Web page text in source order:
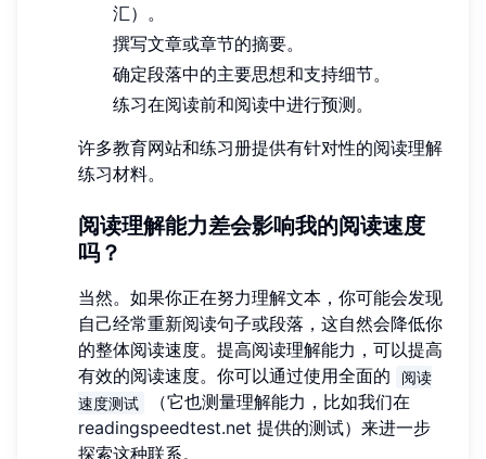
汇）。
撰写文章或章节的摘要。
确定段落中的主要思想和支持细节。
练习在阅读前和阅读中进行预测。
许多教育网站和练习册提供有针对性的阅读理解
练习材料。
阅读理解能力差会影响我的阅读速度
吗？
当然。如果你正在努力理解文本，你可能会发现
自己经常重新阅读句子或段落，这自然会降低你
的整体阅读速度。提高阅读理解能力，可以提高
有效的阅读速度。你可以通过使用全面的
阅读
速度测试
（它也测量理解能力，比如我们在
readingspeedtest.net 提供的测试）来进一步
探索这种联系。